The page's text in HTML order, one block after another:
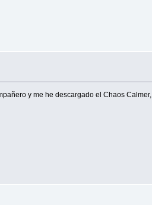
y me he descargado el Chaos